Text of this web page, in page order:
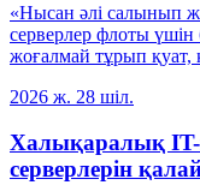
«Нысан әлі салынып
серверлер флоты үшін
жоғалмай тұрып қуат,
2026 ж. 28 шіл.
Халықаралық IT-
серверлерін